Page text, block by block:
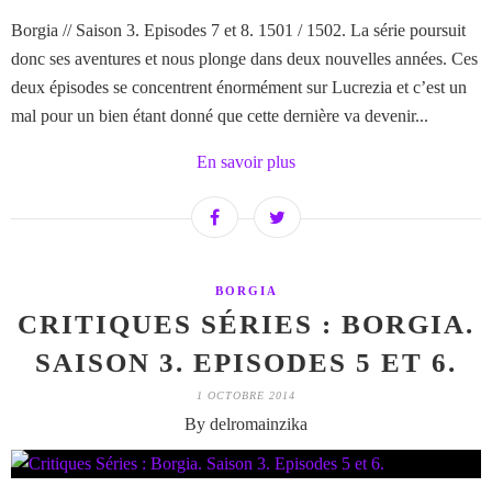
Borgia // Saison 3. Episodes 7 et 8. 1501 / 1502. La série poursuit
donc ses aventures et nous plonge dans deux nouvelles années. Ces
deux épisodes se concentrent énormément sur Lucrezia et c’est un
mal pour un bien étant donné que cette dernière va devenir...
En savoir plus
BORGIA
CRITIQUES SÉRIES : BORGIA.
SAISON 3. EPISODES 5 ET 6.
1 OCTOBRE 2014
By delromainzika